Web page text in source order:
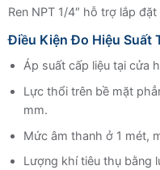
Ren NPT 1/4″ hỗ trợ lắp
Điều Kiện Đo Hiệu Suất
Áp suất cấp liệu tại cửa
Lực thổi trên bề mặt
mm.
Mức âm thanh ở 1 mét,
Lượng khí tiêu thụ bằng